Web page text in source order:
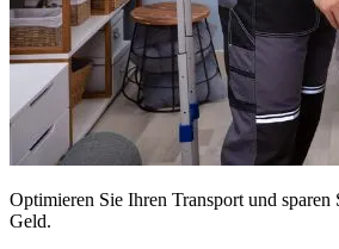
Optimieren Sie Ihren Transport und sparen
Geld.